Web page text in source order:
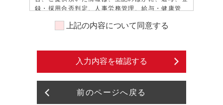
録・採用合否判定、人事労務管理、給与・健康管
遣先になろうとする者、又は紹介先若しくは紹介先
負・委託注文主への各種申請・報告等、当社の各種
情報（福利厚生、教育研修等）、資料の送付、提
供、その他、派遣業務、紹介業務管理等、及びこれ
評価情報については人事労務管理、及びこれに準ず
る目的に利用します。また、当社に派遣スタッフと
上記の内容について同意する
入力内容を確認する
前のページへ戻る